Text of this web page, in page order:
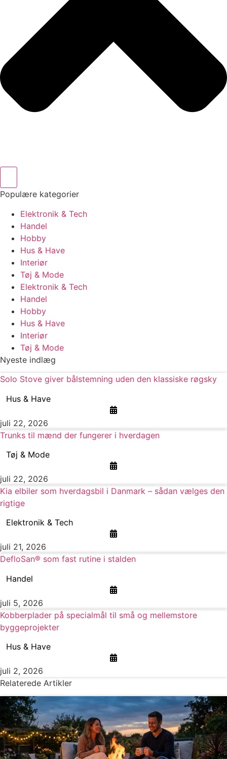
Populære kategorier
Elektronik & Tech
Handel
Hobby
Hus & Have
Interiør
Tøj & Mode
Elektronik & Tech
Handel
Hobby
Hus & Have
Interiør
Tøj & Mode
Nyeste indlæg
Solo Stove giver bålstemning uden den klassiske røgsky
Hus & Have
juli 22, 2026
Trunks til mænd der fungerer i hverdagen
Tøj & Mode
juli 22, 2026
Kia elbiler som hverdagsbil i Danmark – sådan vælges den
rigtige
Elektronik & Tech
juli 21, 2026
DefloSan® som fast rutine i stalden
Handel
juli 5, 2026
Kobberplader på specialmål til små og mellemstore
byggeprojekter
Hus & Have
juli 2, 2026
Relaterede Artikler